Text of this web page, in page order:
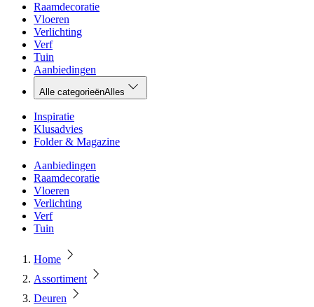
Raamdecoratie
Vloeren
Verlichting
Verf
Tuin
Aanbiedingen
Alle categorieënAlles
Inspiratie
Klusadvies
Folder & Magazine
Aanbiedingen
Raamdecoratie
Vloeren
Verlichting
Verf
Tuin
Home
Assortiment
Deuren